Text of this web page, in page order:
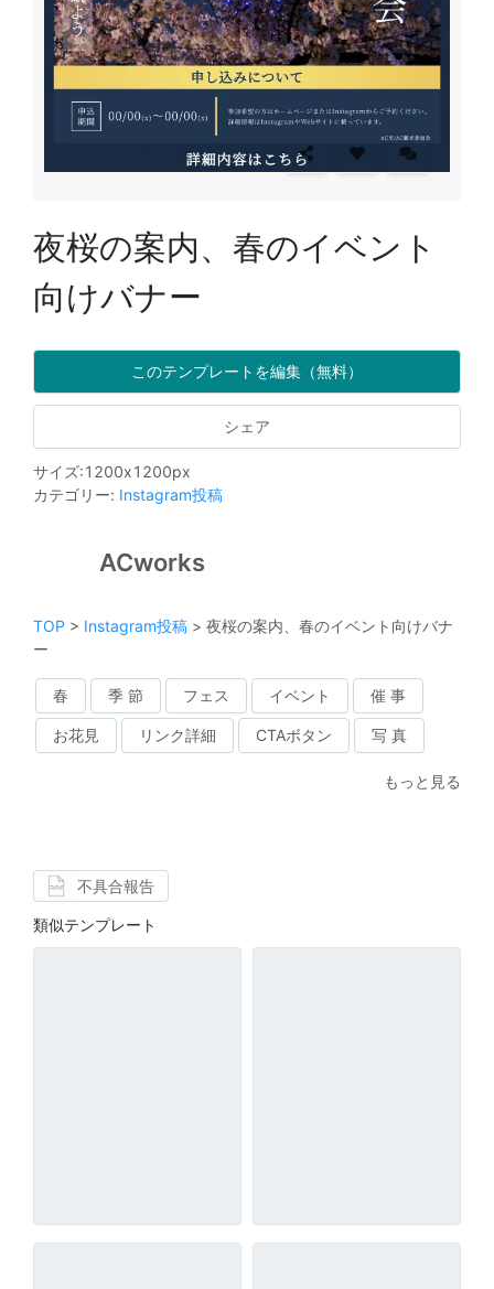
夜桜の案内、春のイベント
向けバナー
このテンプレートを編集（無料）
シェア
サイズ:1200x1200px
カテゴリー: Instagram投稿
ACworks
TOP > Instagram投稿 > 夜桜の案内、春のイベント向けバナ
ー
春 季 節 フェス イベント 催 事
お花見 リンク詳細 CTAボタン 写 真
もっと見る
不具合報告
類似テンプレート